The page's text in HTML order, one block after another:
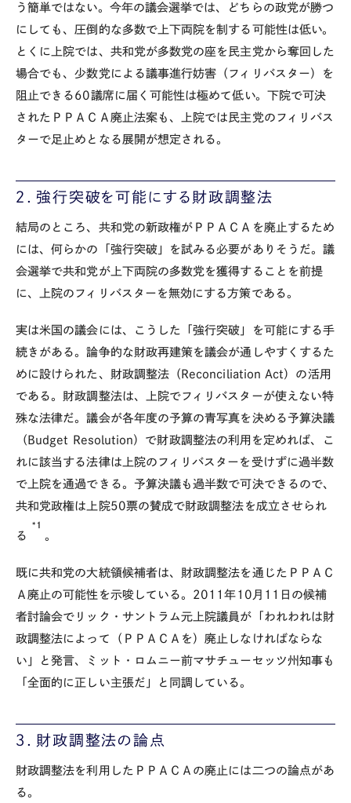
う簡単ではない。今年の議会選挙では、どちらの政党が勝つ
にしても、圧倒的な多数で上下両院を制する可能性は低い。
とくに上院では、共和党が多数党の座を民主党から奪回した
場合でも、少数党による議事進行妨害（フィリバスター）を
阻止できる60議席に届く可能性は極めて低い。下院で可決
されたＰＰＡＣＡ廃止法案も、上院では民主党のフィリバス
ターで足止めとなる展開が想定される。
２．強行突破を可能にする財政調整法
結局のところ、共和党の新政権がＰＰＡＣＡを廃止するため
には、何らかの「強行突破」を試みる必要がありそうだ。議
会選挙で共和党が上下両院の多数党を獲得することを前提
に、上院のフィリバスターを無効にする方策である。
実は米国の議会には、こうした「強行突破」を可能にする手
続きがある。論争的な財政再建策を議会が通しやすくするた
めに設けられた、財政調整法（Reconciliation Act）の活用
である。財政調整法は、上院でフィリバスターが使えない特
殊な法律だ。議会が各年度の予算の青写真を決める予算決議
（Budget Resolution）で財政調整法の利用を定めれば、こ
れに該当する法律は上院のフィリバスターを受けずに過半数
で上院を通過できる。予算決議も過半数で可決できるので、
共和党政権は上院50票の賛成で財政調整法を成立させられ
る
*1
。
既に共和党の大統領候補者は、財政調整法を通じたＰＰＡＣ
Ａ廃止の可能性を示唆している。2011年10月11日の候補
者討論会でリック・サントラム元上院議員が「われわれは財
政調整法によって（ＰＰＡＣＡを）廃止しなければならな
い」と発言、ミット・ロムニー前マサチューセッツ州知事も
「全面的に正しい主張だ」と同調している。
３．財政調整法の論点
財政調整法を利用したＰＰＡＣＡの廃止には二つの論点があ
る。